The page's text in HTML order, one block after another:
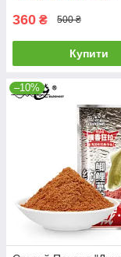
360 ₴ 500 ₴
Купити
–10%